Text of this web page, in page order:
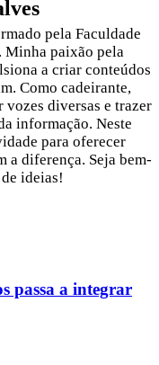
pela Faculdade
Minha paixão pela
a criar conteúdos
Como cadeirante,
diversas e trazer
informação. Neste
para oferecer
a diferença. Seja bem-
ideias!
passa a integrar